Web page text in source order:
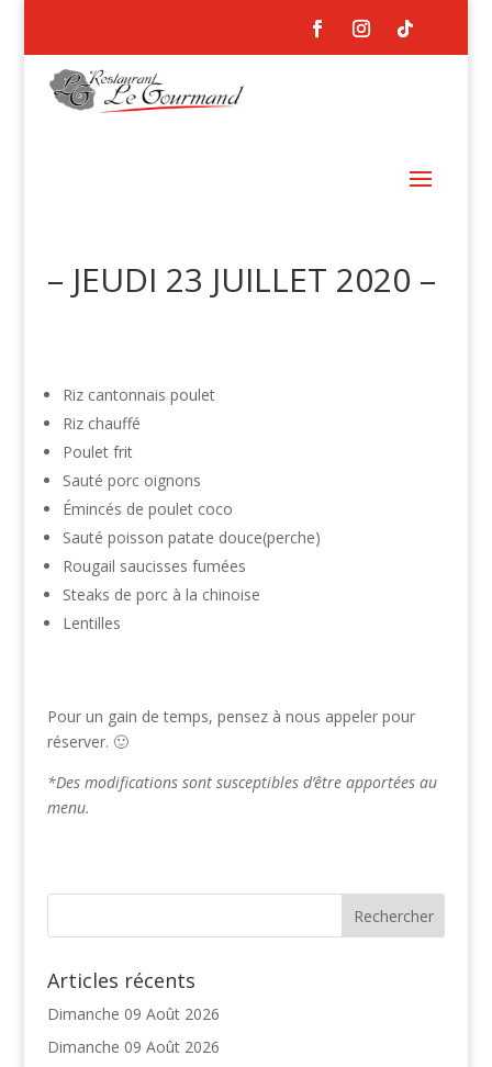
– JEUDI 23 JUILLET 2020 –
Riz cantonnais poulet
Riz chauffé
Poulet frit
Sauté porc oignons
Émincés de poulet coco
Sauté poisson patate douce(perche)
Rougail saucisses fumées
Steaks de porc à la chinoise
Lentilles
Pour un gain de temps, pensez à nous appeler pour
réserver. 🙂
*Des modifications sont susceptibles d’être apportées au
menu.
Articles récents
Dimanche 09 Août 2026
Dimanche 09 Août 2026